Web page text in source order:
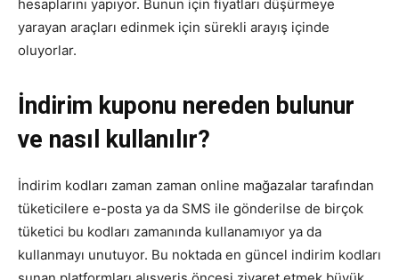
hesaplarını yapıyor. Bunun için fiyatları düşürmeye
yarayan araçları edinmek için sürekli arayış içinde
oluyorlar.
İndirim kuponu nereden bulunur
ve nasıl kullanılır?
İndirim kodları zaman zaman online mağazalar tarafından
tüketicilere e-posta ya da SMS ile gönderilse de birçok
tüketici bu kodları zamanında kullanamıyor ya da
kullanmayı unutuyor. Bu noktada en güncel indirim kodları